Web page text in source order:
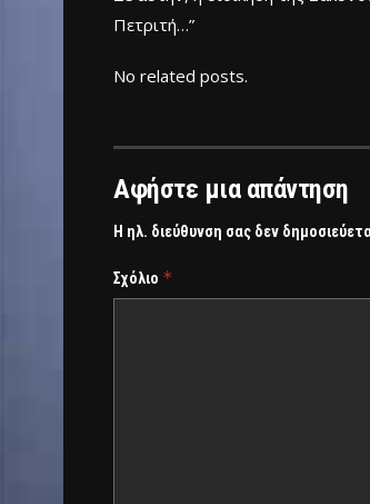
Πετριτή…”
No related posts.
Αφήστε μια απάντηση
Η ηλ. διεύθυνση σας δεν
Σχόλιο *